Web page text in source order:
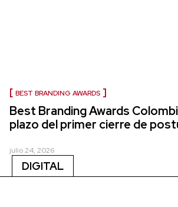
BEST BRANDING AWARDS
Best Branding Awards
plazo del primer cierre de
julio 24, 2026
DIGITAL